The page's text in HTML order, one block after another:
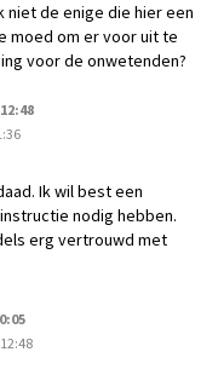
niet de enige die hier een
moed om er voor uit te
voor de onwetenden?
Ik wil best een
nodig hebben.
erg vertrouwd met